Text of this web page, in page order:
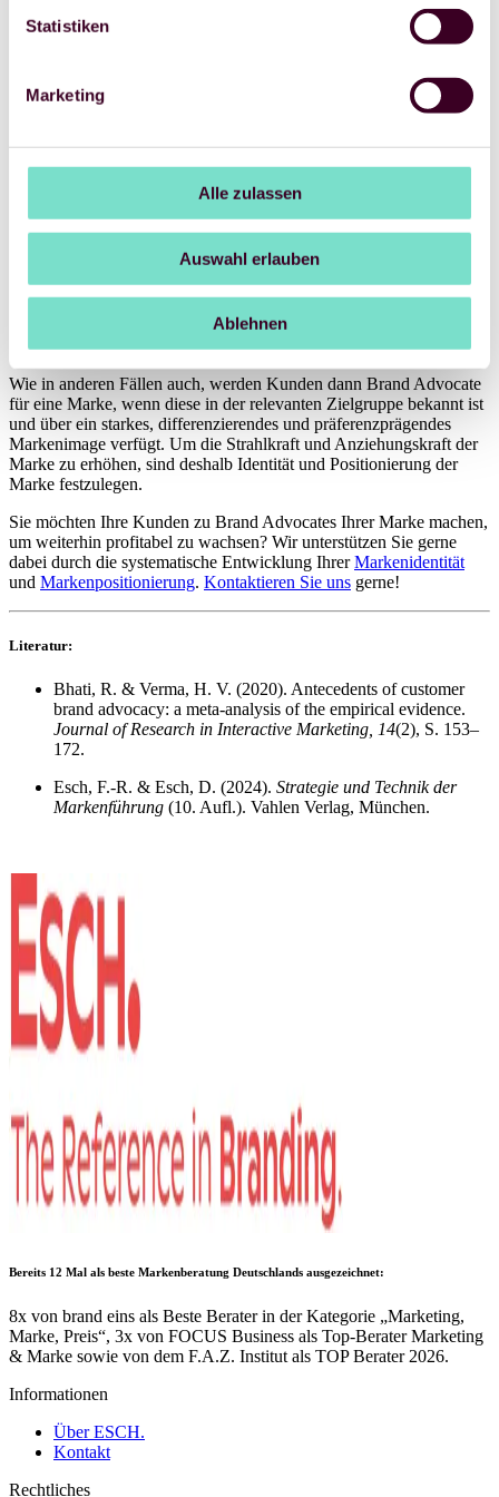
Statistiken
Marketing
Alle zulassen
Auswahl erlauben
Ablehnen
Dazu zählen das Vertrauen
in eine Marke, die Zufriedenheit mit der Marke, die
Identifikation mit der Marke, die Markenstärke und das
sind Muster, die sich auch allgemein bei positiver
Mundpropaganda
Soziale Faktoren:Hier spielen vor allem normative Einflüsse
eine Rolle. Es ist somit zu erwarten, das verstärkt Brand
Advocacy für Marken erfolgt, die für Themen stehen, die
gesellschaftsrelevante Thema Nachhaltigkeit treibt.
Personenbezogene Faktoren:Hier zeigt sich, dass
Meinungsführer in bestimmten Bereichen sich auch verstärkt
im digitalen Umfeld auch stark mit dem Phänomen der
Influencer verknüpft.
Wie in anderen Fällen auch, werden Kunden dann Brand Advocate
für eine Marke, wenn diese in der relevanten Zielgruppe bekannt ist
und über ein starkes, differenzierendes und präferenzprägendes
Markenimage verfügt. Um die Strahlkraft und Anziehungskraft der
Marke zu erhöhen, sind deshalb Identität und Positionierung der
Marke festzulegen.
Sie möchten Ihre Kunden zu Brand Advocates Ihrer Marke machen,
um weiterhin profitabel zu wachsen? Wir unterstützen Sie gerne
dabei durch die systematische Entwicklung IhrerMarkenidentität
und Markenpositionierung. Kontaktieren Sie uns gerne!
Literatur:
Bhati, R. & Verma, H. V. (2020). Antecedents of customer
brand advocacy: a meta-analysis of the empirical evidence.
Journal of Research in Interactive Marketing, 14(2), S. 153–
172.
Esch, F.-R. & Esch, D. (2024). Strategie und Technik der
Markenführung (10. Aufl.). Vahlen Verlag, München.
Bereits 12 Mal als beste Markenberatung Deutschlands ausgezeichnet:
8x von brand eins als Beste Berater in der Kategorie „Marketing,
Marke, Preis“, 3x von FOCUS Business als Top-Berater Marketing
& Marke sowie von dem F.A.Z. Institut als TOP Berater 2026.
Informationen
Über ESCH.
Kontakt
Rechtliches